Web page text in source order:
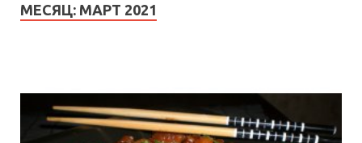
МЕСЯЦ: МАРТ 2021